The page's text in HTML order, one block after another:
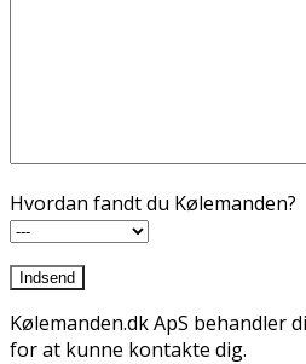
Hvordan fandt du Kølemanden?
Kølemanden.dk ApS behandler
for at kunne kontakte dig.